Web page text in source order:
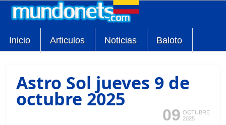
Inicio Articulos Noticias Baloto
Astro Sol jueves 9 de
octubre 2025
09 OCTUBRE
2025